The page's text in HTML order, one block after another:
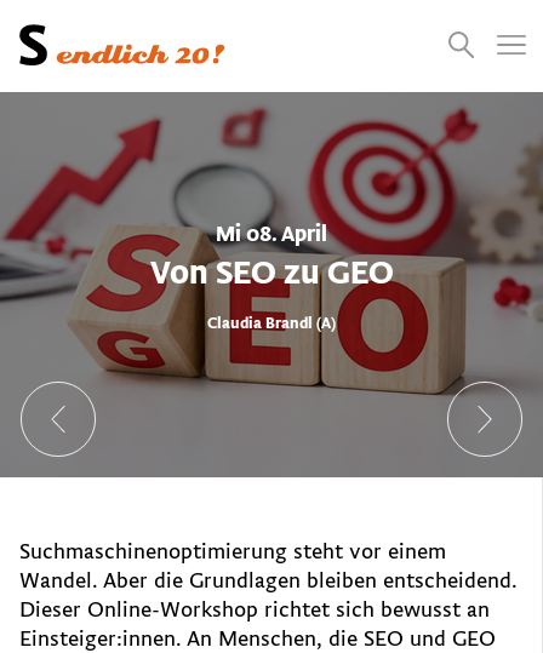
Presse Suchen
Mi 08. April
Von SEO zu GEO
Claudia Brandl (A)
Suchmaschinenoptimierung steht vor einem
Wandel. Aber die Grundlagen bleiben entscheidend.
Dieser Online-Workshop richtet sich bewusst an
Einsteiger:innen. An Menschen, die SEO und GEO